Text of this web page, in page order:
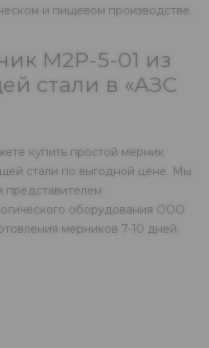
и пищевом производстве.
М2Р-5-01 из
стали в «АЗС
купить простой мерник
стали по выгодной цене. Мы
представителем
оборудования ООО
мерников 7-10 дней.